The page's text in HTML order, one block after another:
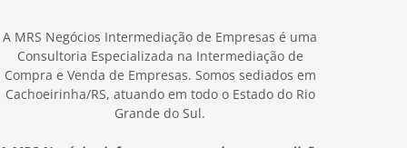
A MRS Negócios Intermediação de Empresas é uma
Consultoria Especializada na Intermediação de
Compra e Venda de Empresas. Somos sediados em
Cachoeirinha/RS, atuando em todo o Estado do Rio
Grande do Sul.